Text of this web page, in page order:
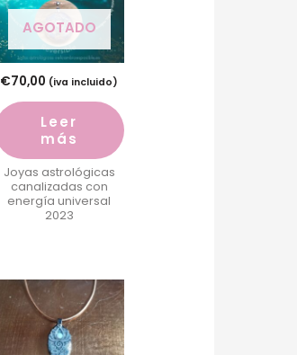
AGOTADO
€70,00 (iva incluido)
Leer
más
Joyas astrológicas
canalizadas con
energía universal
2023